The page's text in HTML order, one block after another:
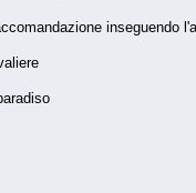
inseguendo